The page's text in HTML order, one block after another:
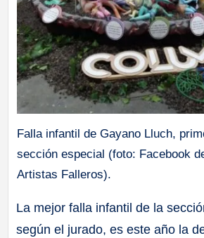
Falla infantil de Gayano Lluch,
sección especial (foto: Facebook
Artistas Falleros).
La mejor falla infantil de la
según el jurado, es este año la